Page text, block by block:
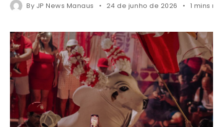
By JP News Manaus 24 de junho de 2026 1 mins